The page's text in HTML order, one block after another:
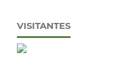
VISITANTES